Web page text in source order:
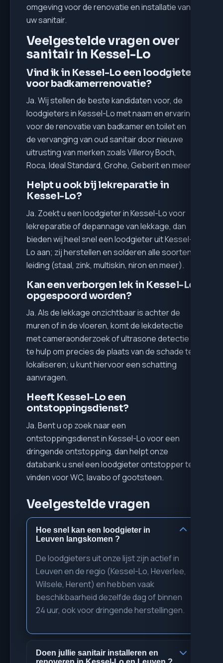
omgeving voor de renovatie en installatie van
uw sanitair.
Veelgestelde vragen over
sanitair in Kessel-Lo
Vind ik in Kessel-Lo een loodgieter
voor badkamerrenovatie?
Ja. Wij stellen de beste kandidaten voor, de
loodgieters in Kessel-Lo met naam en ervaring
voor de renovatie van badkamer en toilet en
de vervanging van oud sanitair door nieuwe
uitrusting van merken zoals Villeroy Boch,
Roca, Ideal Standard, Grohe, Geberit en meer.
Helpt u ook bij lekreparatie in
Kessel-Lo?
Ja. Zoekt u een loodgieter in Kessel-Lo voor
lekreparatie of depannage van lekkage, dan
bieden wij heel snel een loodgieter uit Kessel-
Lo aan; zij herstellen en solderen alle soorten
leiding (staal, zink, multiskin, niron en meer).
Kan een verborgen lek in Kessel-Lo
opgespoord worden?
Ja. Als de lekkage onzichtbaar is achter de
muren of in de vloeren, komt de lekdetectie
met cameraonderzoek of ultrasone detectie
te hulp om precies de plaats van de schade te
lokaliseren; u kunt hiervoor een schatting
aanvragen.
Heeft Kessel-Lo een
ontstoppingsdienst?
Ja. Bent u op zoek naar een
ontstoppingsdienst in Kessel-Lo voor een
dringende ontstopping, dan helpt onze
databank u snel een loodgieter ontstopper te
vinden voor WC, lavabo of gootsteen.
Veelgestelde vragen
Hoe snel kan een loodgieter in
Leuven langskomen ?
De loodgieters uit onze lijst zijn actief in
Leuven en de regio (Kessel-Lo, Heverlee,
Wilsele, Herent) en hebben vaak
beschikbaarheid dezelfde dag of binnen
24 uur, ook voor dringende herstellingen.
Doen jullie sanitair installeren en